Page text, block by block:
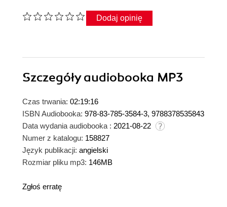
Dodaj opinię
Szczegółyaudiobooka MP3
Czas trwania: 02:19:16
ISBN Audiobooka: 978-83-785-3584-3, 9788378535843
Data wydania audiobooka : 2021-08-22
Numer z katalogu: 158827
Język publikacji: angielski
Rozmiar pliku mp3: 146MB
Zgłoś erratę